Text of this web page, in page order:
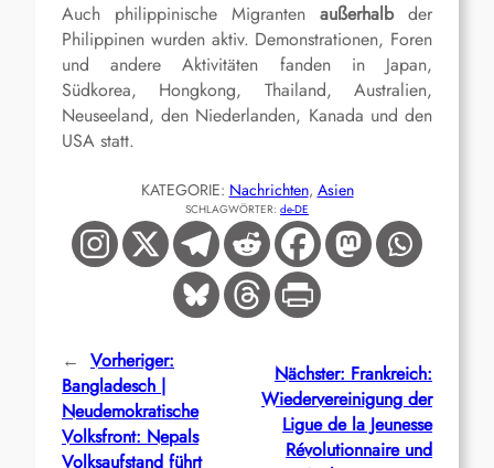
Auch philippinische Migranten außerhalbder
Philippinen wurden aktiv. Demonstrationen, Foren
und andere Aktivitäten fanden in Japan,
Südkorea, Hongkong, Thailand, Australien,
Neuseeland, den Niederlanden, Kanada und den
USA statt.
KATEGORIE: Nachrichten, Asien
SCHLAGWÖRTER: de-DE
← Vorheriger:
Bangladesch |
Neudemokratische
Volksfront: Nepals
Volksaufstand führt
Nächster: Frankreich:
Wiedervereinigung der
Ligue de la Jeunesse
Révolutionnaire und